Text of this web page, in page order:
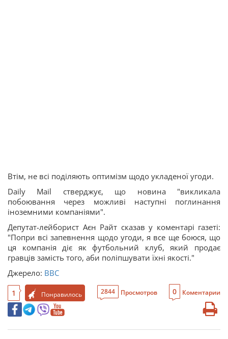
Втім, не всі поділяють оптимізм щодо укладеної угоди.
Daily Mail стверджує, що новина "викликала
побоювання через можливі наступні поглинання
іноземними компаніями".
Депутат-лейборист Аєн Райт сказав у коментарі газеті:
"Попри всі запевнення щодо угоди, я все ще боюся, що
ця компанія діє як футбольний клуб, який продає
гравців замість того, аби поліпшувати їхні якості."
Джерело: BBC
1 Понравилось 2844 Просмотров 0 Коментарии